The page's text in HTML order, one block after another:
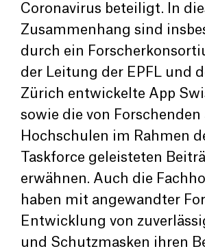
Coronavirus beteiligt. In
Zusammenhang sind
durch ein
der Leitung der EPFL und
Zürich entwickelte App
sowie die von Forschenden
Hochschulen im Rahmen
Taskforce geleisteten
erwähnen. Auch die
haben mit angewandter
Entwicklung von
und Schutzmasken ihren